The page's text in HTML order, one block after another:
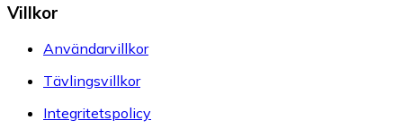
Villkor
Användarvillkor
Tävlingsvillkor
Integritetspolicy